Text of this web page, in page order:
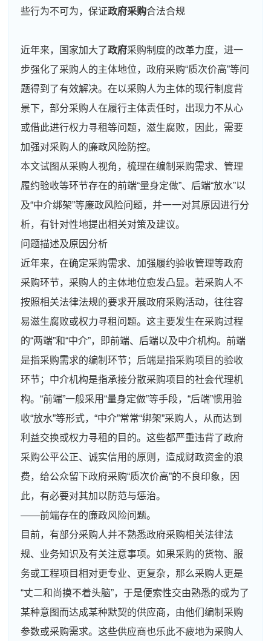
些行为不可为，保证政府采购合法合规
近年来，国家加大了政府采购制度的改革力度，进一
步强化了采购人的主体地位，政府采购“质次价高”等问
题得到了有效解决。在以采购人为主体的现行制度背
景下，部分采购人在履行主体责任时，出现力不从心
或借此进行权力寻租等问题，滋生腐败，因此，需要
加强对采购人的廉政风险防控。
本文试图从采购人视角，梳理在编制采购需求、管理
履约验收等环节存在的前端“量身定做”、后端“放水”以
及“中介绑架”等廉政风险问题，并一一对其原因进行分
析，有针对性地提出相关对策及建议。
问题描述及原因分析
近年来，在确定采购需求、加强履约验收管理等政府
采购环节，采购人的主体地位愈发凸显。若采购人不
按照相关法律法规的要求开展政府采购活动，往往容
易滋生腐败或权力寻租问题。这主要发生在采购过程
的“两端”和“中介”，即前端、后端以及中介机构。前端
是指采购需求的编制环节；后端是指采购项目的验收
环节；中介机构是指承接分散采购项目的社会代理机
构。“前端”一般采用“量身定做”等手段，“后端”惯用验
收“放水”等形式，“中介”常常“绑架”采购人，从而达到
利益交换或权力寻租的目的。这些都严重违背了政府
采购公平公正、诚实信用的原则，造成财政资金的浪
费，给公众留下政府采购“质次价高”的不良印象，因
此，有必要对其加以防范与惩治。
——前端存在的廉政风险问题。
目前，有部分采购人并不熟悉政府采购相关法律法
规、业务知识及有关注意事项。如果采购的货物、服
务或工程项目相对更专业、更复杂，那么采购人更是
“丈二和尚摸不着头脑”，于是便索性交由熟悉的或为了
某种意图而达成某种默契的供应商，由他们编制采购
参数或采购需求。这些供应商也乐此不疲地为采购人